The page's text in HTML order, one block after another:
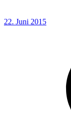
22. Juni 2015